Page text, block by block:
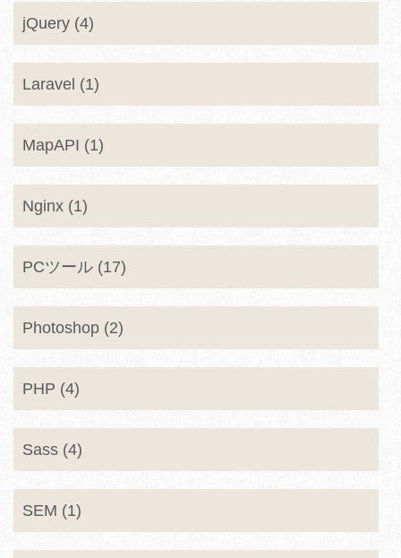
jQuery (4)
Laravel (1)
MapAPI (1)
Nginx (1)
PCツール (17)
Photoshop (2)
PHP (4)
Sass (4)
SEM (1)